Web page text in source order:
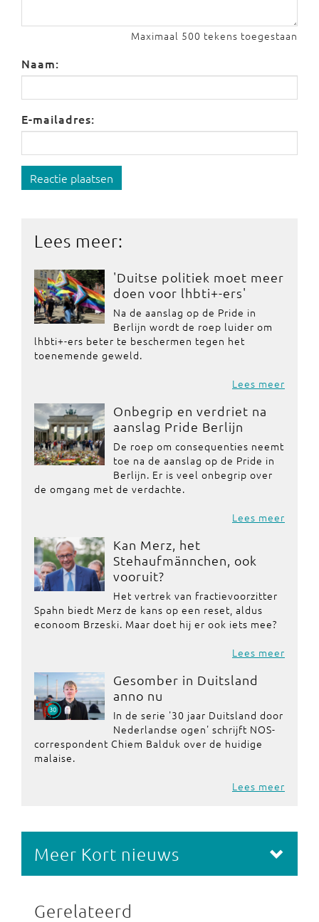
Maximaal 500 tekens toegestaan
Naam:
E-mailadres:
Reactie plaatsen
Lees meer:
'Duitse politiek moet meer
doen voor lhbti+-ers'
Na de aanslag op de Pride in
Berlijn wordt de roep luider om
lhbti+-ers beter te beschermen tegen het
toenemende geweld.
Lees meer
Onbegrip en verdriet na
aanslag Pride Berlijn
De roep om consequenties neemt
toe na de aanslag op de Pride in
Berlijn. Er is veel onbegrip over
de omgang met de verdachte.
Lees meer
Kan Merz, het
Stehaufmännchen, ook
vooruit?
Het vertrek van fractievoorzitter
Spahn biedt Merz de kans op een reset, aldus
econoom Brzeski. Maar doet hij er ook iets mee?
Lees meer
Gesomber in Duitsland
anno nu
In de serie '30 jaar Duitsland door
Nederlandse ogen' schrijft NOS-
correspondent Chiem Balduk over de huidige
malaise.
Lees meer
Meer Kort nieuws
Gerelateerd